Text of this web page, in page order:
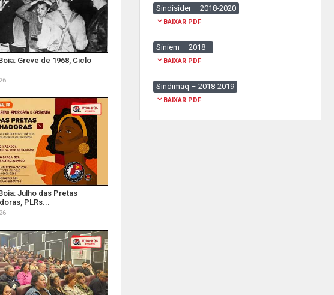
Greve de 1968, Ciclo
Julho das Pretas
PLRs...
Sindisider – 2018-2020
BAIXAR PDF
Siniem – 2018
BAIXAR PDF
Sindimaq – 2018-2019
BAIXAR PDF